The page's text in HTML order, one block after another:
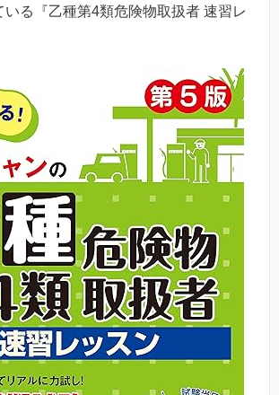
いる『乙種第4類危険物取扱者 速習レ